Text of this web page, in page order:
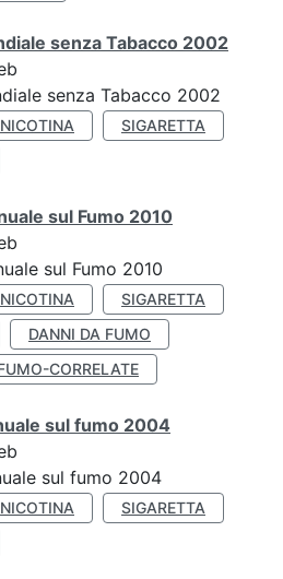
senza Tabacco 2002
senza Tabacco 2002
NICOTINA
SIGARETTA
sul Fumo 2010
sul Fumo 2010
NICOTINA
SIGARETTA
DANNI DA FUMO
CORRELATE
sul fumo 2004
sul fumo 2004
NICOTINA
SIGARETTA